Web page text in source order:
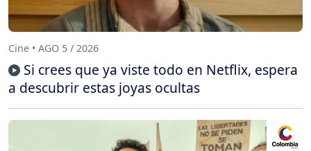
Cine • AGO 5 / 2026
Si crees que ya viste todo en Netflix, espera
a descubrir estas joyas ocultas